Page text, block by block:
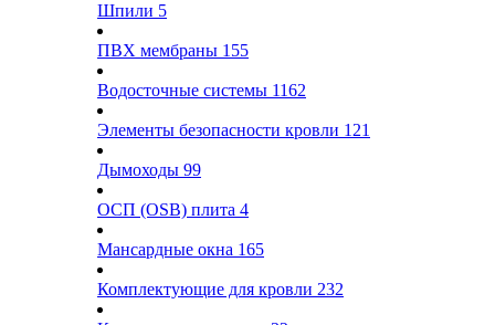
Шпили 5
ПВХ мембраны 155
Водосточные системы 1162
Элементы безопасности кровли 121
Дымоходы 99
ОСП (OSB) плита 4
Мансардные окна 165
Комплектующие для кровли 232